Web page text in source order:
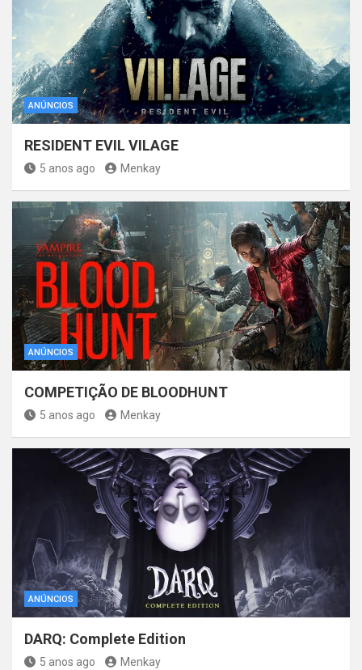
ANÚNCIOS
RESIDENT EVIL VILAGE
5 anos ago Menkay
ANÚNCIOS
COMPETIÇÃO DE BLOODHUNT
5 anos ago Menkay
ANÚNCIOS
DARQ: Complete Edition
5 anos ago Menkay